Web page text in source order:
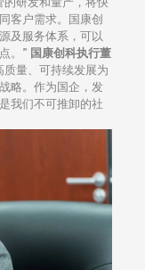
客户需求。国康创
及服务体系，可以
。” 国康创科执行董
量、可持续发展为
略。作为国企，发
我们不可推卸的社